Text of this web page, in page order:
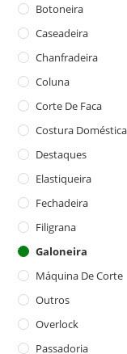
Botoneira
Caseadeira
Chanfradeira
Coluna
Corte De Faca
Costura Doméstica
Destaques
Elastiqueira
Fechadeira
Filigrana
Galoneira
Máquina De Corte
Outros
Overlock
Passadoria